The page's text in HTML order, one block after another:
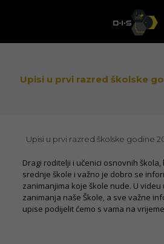
Upisi u prvi razred školske
Upisi u prvi razred školske godine
Dragi roditelji i učenici osnovnih
srednje škole i važno je dobro se
zanimanjima koje škole nude. U
zanimanja naše Škole, a sve važne
upise podijelit ćemo s vama na